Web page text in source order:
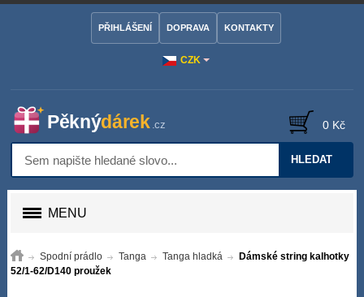
CZK
PŘIHLÁŠENÍ DOPRAVA KONTAKTY
HLEDAT
0 Kč
MENU
Spodní prádlo Tanga Tanga hladká
Dámské string kalhotky
52/1-62/D140 proužek